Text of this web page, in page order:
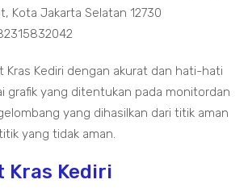
Kota Jakarta Selatan 12730
Kras Kediri dengan akurat dan hati-hati
grafik yang ditentukan pada monitordan
yang dihasilkan dari titik aman
yang tidak aman.
Kras Kediri